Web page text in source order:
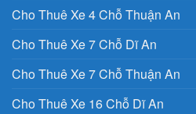
Cho Thuê Xe 4 Chỗ Thuận An
Cho Thuê Xe 7 Chỗ Dĩ An
Cho Thuê Xe 7 Chỗ Thuận An
Cho Thuê Xe 16 Chỗ Dĩ An